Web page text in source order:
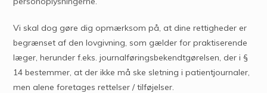
Vi skal dog gøre dig opmærksom på, at dine rettigheder er
begrænset af den lovgivning, som gælder for praktiserende
læger, herunder f.eks. journalføringsbekendtgørelsen, der i §
14 bestemmer, at der ikke må ske sletning i patientjournaler,
men alene foretages rettelser / tilføjelser.